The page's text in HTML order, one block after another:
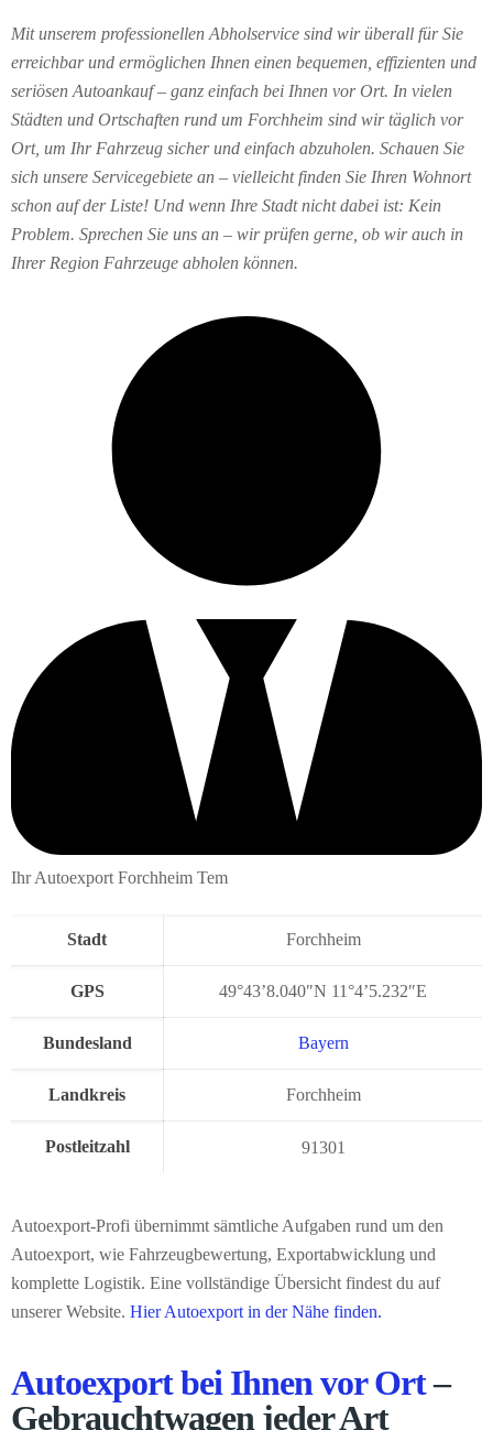
Mit unserem professionellen Abholservice sind wir überall für Sie
erreichbar und ermöglichen Ihnen einen bequemen, effizienten und
seriösen Autoankauf – ganz einfach bei Ihnen vor Ort. In vielen
Städten und Ortschaften rund um Forchheim sind wir täglich vor
Ort, um Ihr Fahrzeug sicher und einfach abzuholen. Schauen Sie
sich unsere Servicegebiete an – vielleicht finden Sie Ihren Wohnort
schon auf der Liste! Und wenn Ihre Stadt nicht dabei ist: Kein
Problem. Sprechen Sie uns an – wir prüfen gerne, ob wir auch in
Ihrer Region Fahrzeuge abholen können.
Ihr Autoexport Forchheim Tem
Stadt Forchheim
GPS 49°43’8.040″N 11°4’5.232″E
Bundesland Bayern
Landkreis Forchheim
Postleitzahl 91301
Autoexport-Profi übernimmt sämtliche Aufgaben rund um den
Autoexport, wie Fahrzeugbewertung, Exportabwicklung und
komplette Logistik. Eine vollständige Übersicht findest du auf
unserer Website. Hier Autoexport in der Nähe finden.
Autoexport bei Ihnen vor Ort–
Gebrauchtwagen jeder Art